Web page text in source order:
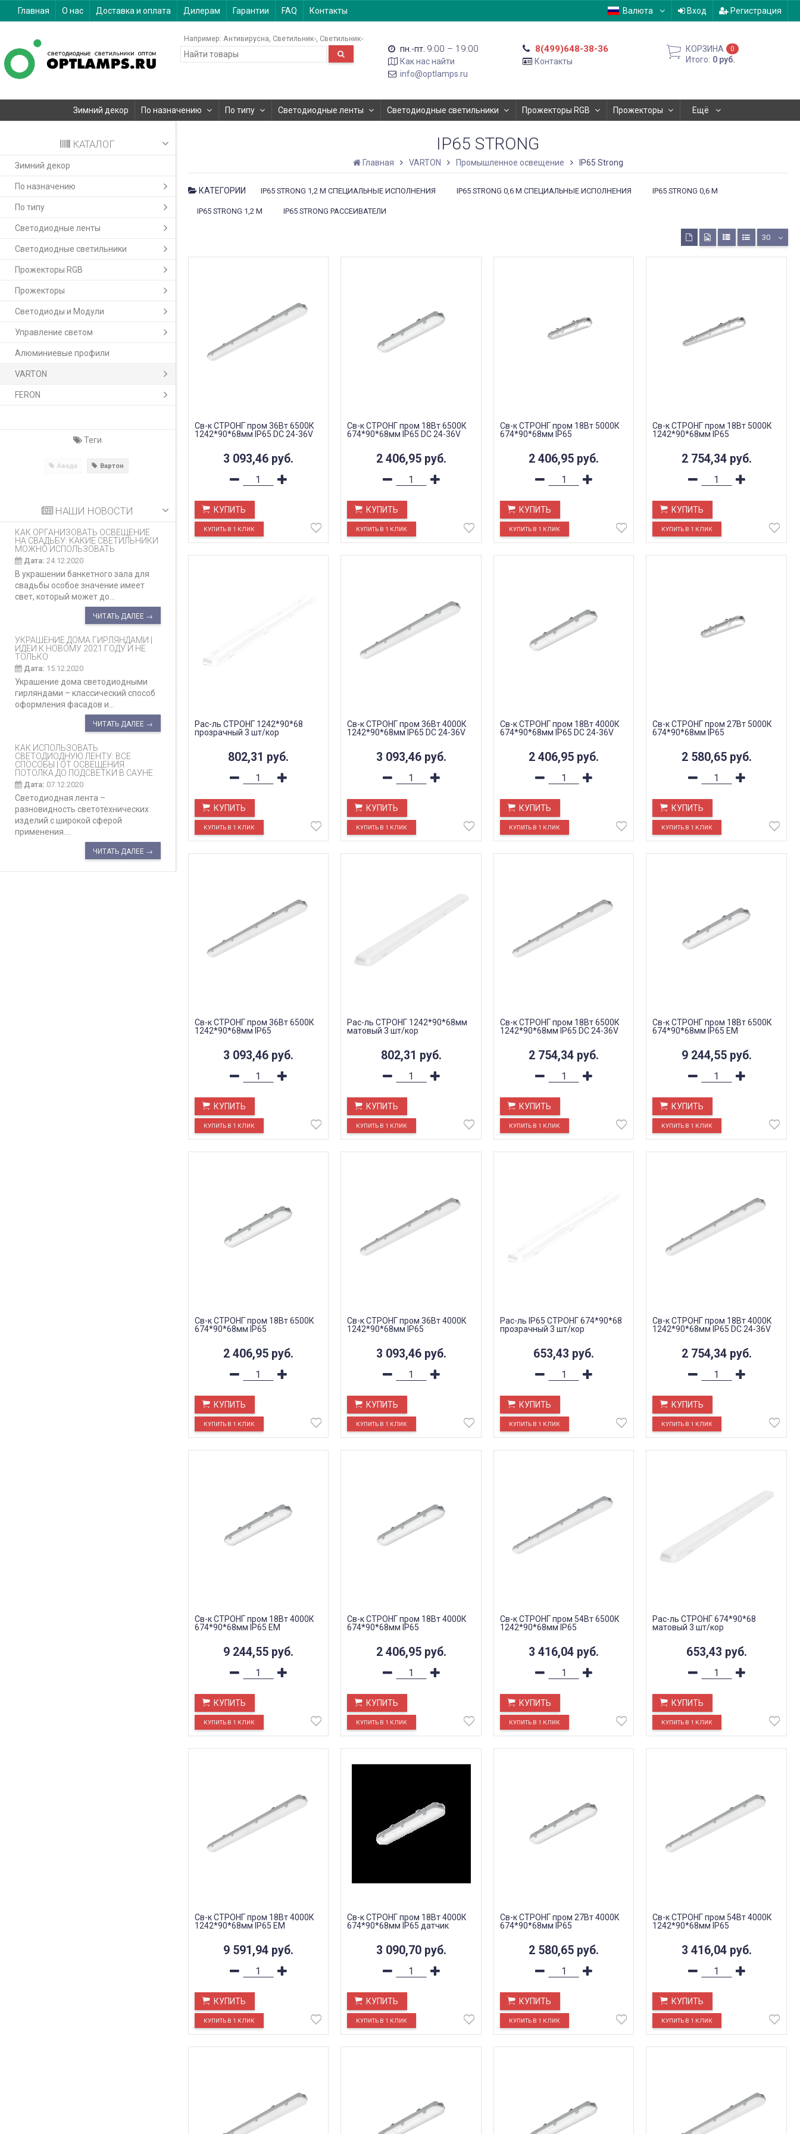
Главная О нас Доставка и оплата Дилерам Гарантии FAQ Контакты Валюта Вход Регистрация
Например: Антивирусна Светильник- Светильник-
пн.-пт. 9:00 – 19:00
Как нас найти
info@optlamps.ru
8(499)648-38-36
Контакты
КОРЗИНА 0
Итого: 0 руб.
Зимний декор По назначению По типу Светодиодные ленты Светодиодные светильники Прожекторы RGB Прожекторы Ещё
КАТАЛОГ
Зимний декор
По назначению
По типу
Светодиодные ленты
Светодиодные светильники
Прожекторы RGB
Прожекторы
Светодиоды и Модули
Управление светом
Алюминиевые профили
VARTON
FERON
Теги
Авада Вартон
НАШИ НОВОСТИ
КАК ОРГАНИЗОВАТЬ ОСВЕЩЕНИЕ
НА СВАДЬБУ: КАКИЕ СВЕТИЛЬНИКИ
МОЖНО ИСПОЛЬЗОВАТЬ
Дата: 24.12.2020
В украшении банкетного зала для
свадьбы особое значение имеет
свет, который может до...
ЧИТАТЬ ДАЛЕЕ →
УКРАШЕНИЕ ДОМА ГИРЛЯНДАМИ |
ИДЕИ К НОВОМУ 2021 ГОДУ И НЕ
ТОЛЬКО
Дата: 15.12.2020
Украшение дома светодиодными
гирляндами – классический способ
оформления фасадов и...
ЧИТАТЬ ДАЛЕЕ →
КАК ИСПОЛЬЗОВАТЬ
СВЕТОДИОДНУЮ ЛЕНТУ: ВСЕ
СПОСОБЫ | ОТ ОСВЕЩЕНИЯ
ПОТОЛКА ДО ПОДСВЕТКИ В САУНЕ
Дата: 07.12.2020
Светодиодная лента –
разновидность светотехнических
изделий с широкой сферой
применения....
ЧИТАТЬ ДАЛЕЕ →
IP65 STRONG
Главная VARTON Промышленное освещение IP65 Strong
КАТЕГОРИИ IP65 STRONG 1,2 М СПЕЦИАЛЬНЫЕ ИСПОЛНЕНИЯ IP65 STRONG 0,6 М СПЕЦИАЛЬНЫЕ ИСПОЛНЕНИЯ IP65 STRONG 0,6 М
IP65 STRONG 1,2 М IP65 STRONG РАССЕИВАТЕЛИ
30
Св-к СТРОНГ пром 36Вт 6500К
1242*90*68мм IP65 DC 24-36V
3 093,46 руб.
КУПИТЬ
Св-к СТРОНГ пром 18Вт 6500К
674*90*68мм IP65 DC 24-36V
2 406,95 руб.
КУПИТЬ
Св-к СТРОНГ пром 18Вт 5000К
674*90*68мм IP65
2 406,95 руб.
КУПИТЬ
Св-к СТРОНГ пром 18Вт 5000К
1242*90*68мм IP65
2 754,34 руб.
КУПИТЬ
Рас-ль СТРОНГ 1242*90*68
прозрачный 3 шт/кор
802,31 руб.
КУПИТЬ
Св-к СТРОНГ пром 36Вт 4000К
1242*90*68мм IP65 DC 24-36V
3 093,46 руб.
КУПИТЬ
Св-к СТРОНГ пром 18Вт 4000К
674*90*68мм IP65 DC 24-36V
2 406,95 руб.
КУПИТЬ
Св-к СТРОНГ пром 27Вт 5000К
674*90*68мм IP65
2 580,65 руб.
КУПИТЬ
Св-к СТРОНГ пром 36Вт 6500К
1242*90*68мм IP65
3 093,46 руб.
КУПИТЬ
Рас-ль СТРОНГ 1242*90*68мм
матовый 3 шт/кор
802,31 руб.
КУПИТЬ
Св-к СТРОНГ пром 18Вт 6500К
1242*90*68мм IP65 DC 24-36V
2 754,34 руб.
КУПИТЬ
Св-к СТРОНГ пром 18Вт 6500К
674*90*68мм IP65 EM
9 244,55 руб.
КУПИТЬ
Св-к СТРОНГ пром 18Вт 6500К
674*90*68мм IP65
2 406,95 руб.
КУПИТЬ
Св-к СТРОНГ пром 36Вт 4000К
1242*90*68мм IP65
3 093,46 руб.
КУПИТЬ
Рас-ль IP65 СТРОНГ 674*90*68
прозрачный 3 шт/кор
653,43 руб.
КУПИТЬ
Св-к СТРОНГ пром 18Вт 4000К
1242*90*68мм IP65 DC 24-36V
2 754,34 руб.
КУПИТЬ
Св-к СТРОНГ пром 18Вт 4000К
674*90*68мм IP65 EM
9 244,55 руб.
КУПИТЬ
Св-к СТРОНГ пром 18Вт 4000К
674*90*68мм IP65
2 406,95 руб.
КУПИТЬ
Св-к СТРОНГ пром 54Вт 6500К
1242*90*68мм IP65
3 416,04 руб.
КУПИТЬ
Рас-ль СТРОНГ 674*90*68
матовый 3 шт/кор
653,43 руб.
КУПИТЬ
Св-к СТРОНГ пром 18Вт 4000К
1242*90*68мм IP65 EM
9 591,94 руб.
КУПИТЬ
Св-к СТРОНГ пром 18Вт 4000К
674*90*68мм IP65 датчик
3 090,70 руб.
КУПИТЬ
Св-к СТРОНГ пром 27Вт 4000К
674*90*68мм IP65
2 580,65 руб.
КУПИТЬ
Св-к СТРОНГ пром 54Вт 4000К
1242*90*68мм IP65
3 416,04 руб.
КУПИТЬ